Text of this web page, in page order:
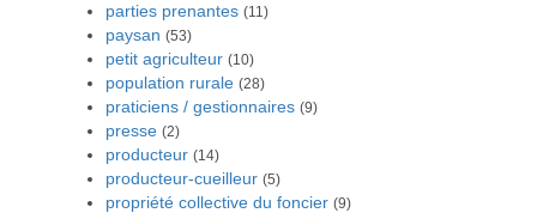
parties prenantes (11)
paysan (53)
petit agriculteur (10)
population rurale (28)
praticiens / gestionnaires (9)
presse (2)
producteur (14)
producteur-cueilleur (5)
propriété collective du foncier (9)